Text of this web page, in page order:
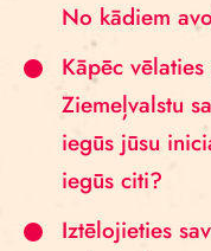
No kādiem
Kāpēc
Ziemeļvalstu
iegūs jūsu
iegūs citi?
Iztēlojieties